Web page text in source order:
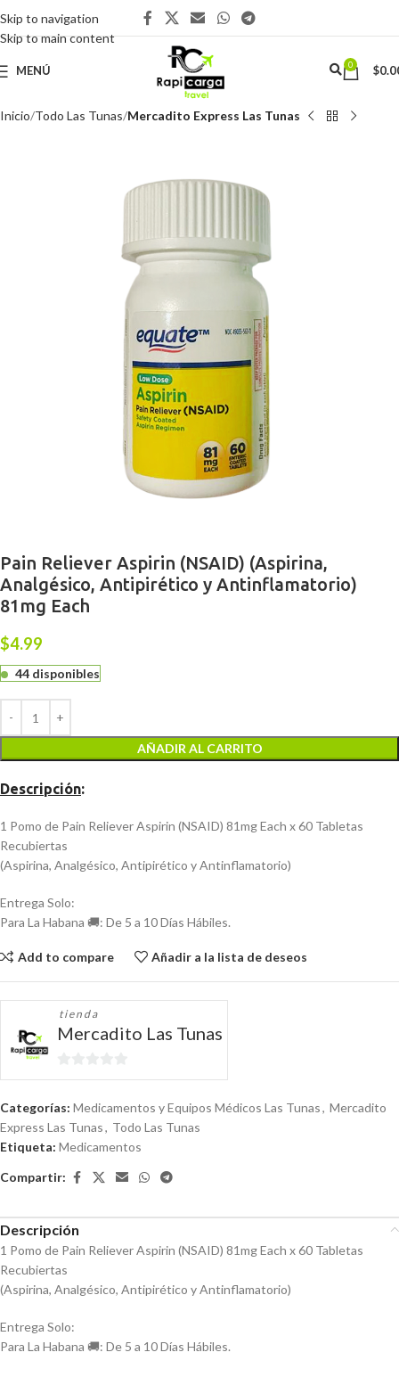
Skip to navigation
Skip to main content
MENÚ 0 $
Inicio Todo Las Tunas Mercadito Express Las Tunas
Pain Reliever Aspirin (NSAID) (Aspirina,
Analgésico, Antipirético y Antinflamatorio)
81mg Each
$4.99
44 disponibles
AÑADIR AL CARRITO
Descripción:
1 Pomo de Pain Reliever Aspirin (NSAID) 81mg Each x 60 Tabletas
Recubiertas
(Aspirina, Analgésico, Antipirético y Antinflamatorio)
Entrega Solo:
Para La Habana 🚚: De 5 a 10 Días Hábiles.
Add to compare Añadir a la lista de deseos
tienda
Mercadito Las Tunas
0
Categorías: Medicamentos y Equipos Médicos Las Tunas, Mercadito
Express Las Tunas, Todo Las Tunas
Etiqueta: Medicamentos
Compartir:
Descripción
1 Pomo de Pain Reliever Aspirin (NSAID) 81mg Each x 60 Tabletas
Recubiertas
(Aspirina, Analgésico, Antipirético y Antinflamatorio)
Entrega Solo:
Para La Habana 🚚: De 5 a 10 Días Hábiles.